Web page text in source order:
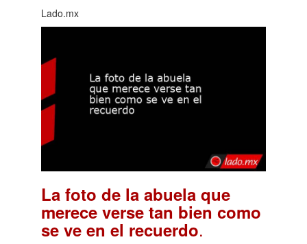
Lado.mx
La foto de la abuela que
merece verse tan bien como
se ve en el recuerdo.